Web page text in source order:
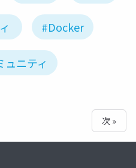
#Docker
ュニティ
次 »